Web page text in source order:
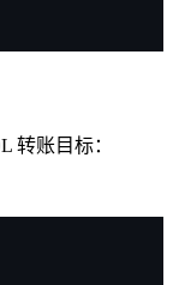
转账目标：